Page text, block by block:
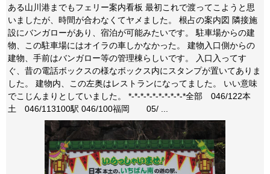
ある山川港までもフェリー案内看板 最初これで渡ってこようと思
いましたが、時間が合わなくてヤメました。 根占の案内図 隣接施
設にバンガローがあり、宿泊が可能みたいです。 駐車場からの建
物、この駐車場にはオイラの車しかなかった。 建物入口側からの
建物、手前はバンガロー等の管理棟らしいです。 入口入ってす
ぐ、昔の電話ボックスの様なボックス内にスタンプが置いてありま
した。 建物内、この左奥はレストランになってました。 いい意味
でこじんまりとしていました。 *-*-*-*-*-*-*-*-*-*全部 046/122本
土 046/113100駅 046/100福岡 05/ ...